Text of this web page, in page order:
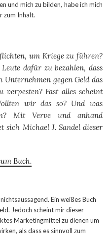
und mich zu bilden, habe ich mich
zum Inhalt.
um Kriege zu führen?
dafür zu bezahlen, dass
Unternehmen gegen Geld das
Fast alles scheint
wir das so? Und was
Mit Verve und anhand
sich Michael J. Sandel dieser
Buch.
Ein weißes Buch
Jedoch scheint mir dieser
Marketingmittel zu dienen um
als dass es sinnvoll zum